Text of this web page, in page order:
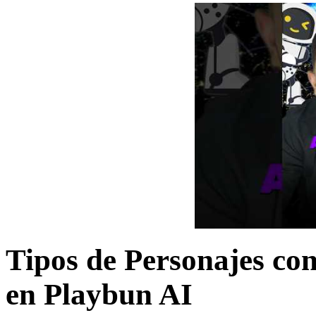
Tipos de Personajes
en Playbun AI